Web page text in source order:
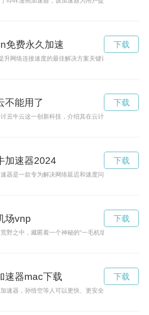
免费永久加速
升网络连接速度的最佳解决方案关键词: 快连vn、网
下载
不能用了
丑牛云这一创新科技，介绍其在云计算中的应用以
下载
加速器2024
器是一款专为解决网络延迟和速度问题而设计的工
下载
场vnp
野之中，藏匿着一个神秘的“一毛机场”，人们传说
下载
速器mac下载
速器，孙悟空等人可以更快、更安全地完成取经之
下载